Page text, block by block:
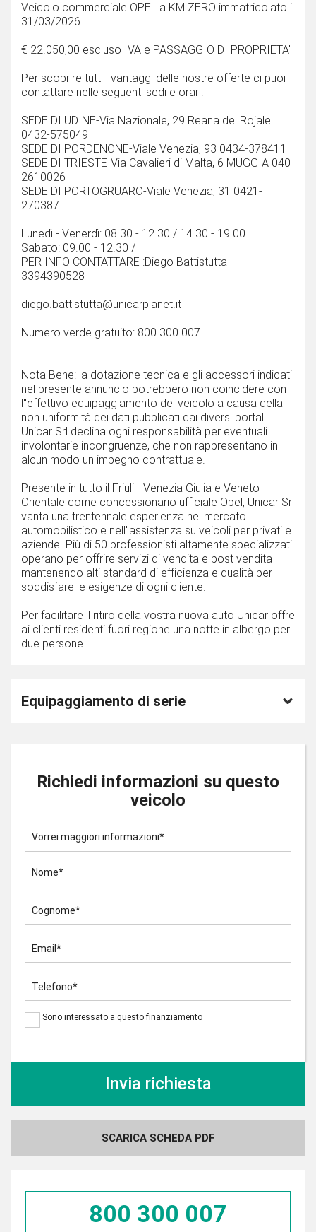
Veicolo commerciale OPEL a KM ZERO immatricolato il
31/03/2026
€ 22.050,00 escluso IVA e PASSAGGIO DI PROPRIETA''
Per scoprire tutti i vantaggi delle nostre offerte ci puoi
contattare nelle seguenti sedi e orari:
SEDE DI UDINE-Via Nazionale, 29 Reana del Rojale
0432-575049
SEDE DI PORDENONE-Viale Venezia, 93 0434-378411
SEDE DI TRIESTE-Via Cavalieri di Malta, 6 MUGGIA 040-
2610026
SEDE DI PORTOGRUARO-Viale Venezia, 31 0421-
270387
Lunedì - Venerdì: 08.30 - 12.30 / 14.30 - 19.00
Sabato: 09.00 - 12.30 /
PER INFO CONTATTARE :Diego Battistutta
3394390528
diego.battistutta@unicarplanet.it
Numero verde gratuito: 800.300.007
Nota Bene: la dotazione tecnica e gli accessori indicati
nel presente annuncio potrebbero non coincidere con
l''effettivo equipaggiamento del veicolo a causa della
non uniformità dei dati pubblicati dai diversi portali.
Unicar Srl declina ogni responsabilità per eventuali
involontarie incongruenze, che non rappresentano in
alcun modo un impegno contrattuale.
Presente in tutto il Friuli - Venezia Giulia e Veneto
Orientale come concessionario ufficiale Opel, Unicar Srl
vanta una trentennale esperienza nel mercato
automobilistico e nell''assistenza su veicoli per privati e
aziende. Più di 50 professionisti altamente specializzati
operano per offrire servizi di vendita e post vendita
mantenendo alti standard di efficienza e qualità per
soddisfare le esigenze di ogni cliente.
Per facilitare il ritiro della vostra nuova auto Unicar offre
ai clienti residenti fuori regione una notte in albergo per
due persone
Equipaggiamento di serie
Richiedi informazioni su questo
veicolo
Vorrei maggiori informazioni*
Nome*
Cognome*
Email*
Telefono*
Sono interessato a questo finanziamento
SCARICA SCHEDA PDF
800 300 007